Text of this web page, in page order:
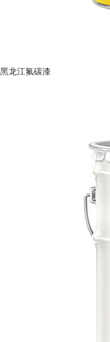
黑龙江氟碳漆